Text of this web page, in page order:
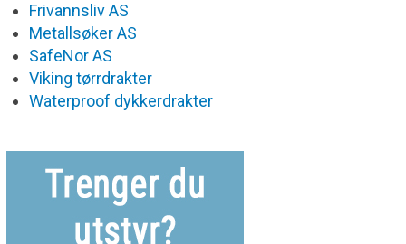
Frivannsliv AS
Metallsøker AS
SafeNor AS
Viking tørrdrakter
Waterproof dykkerdrakter